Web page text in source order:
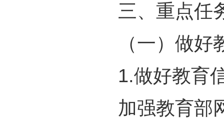
三、重点任
（一）做好教
1.做好教育信
加强教育部网